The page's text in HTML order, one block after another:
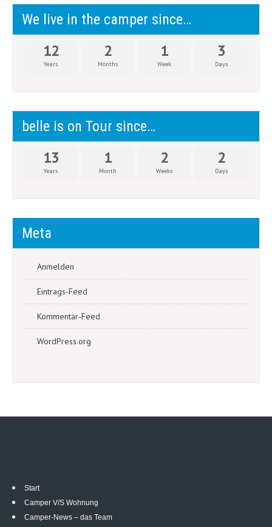
We live in the camper since…
12
Years
2
Months
1
Week
3
Days
belle is on Tour since…
13
Years
1
Month
2
Weeks
2
Days
Meta
Anmelden
Eintrags-Feed
Kommentar-Feed
WordPress.org
Start
Camper V/S Wohnung
Camper-News – das Team